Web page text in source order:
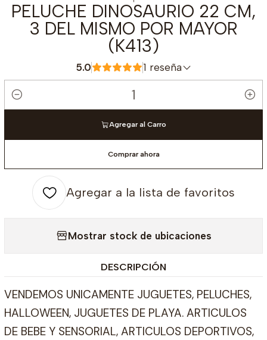
PELUCHE DINOSAURIO 22 CM,
3 DEL MISMO POR MAYOR
(K413)
5.0 1 reseña
Cantidad
Agregar al Carro
Comprar ahora
Agregar a la lista de favoritos
Mostrar stock de ubicaciones
DESCRIPCIÓN
VENDEMOS UNICAMENTE JUGUETES, PELUCHES,
HALLOWEEN, JUGUETES DE PLAYA. ARTICULOS
DE BEBE Y SENSORIAL, ARTICULOS DEPORTIVOS,